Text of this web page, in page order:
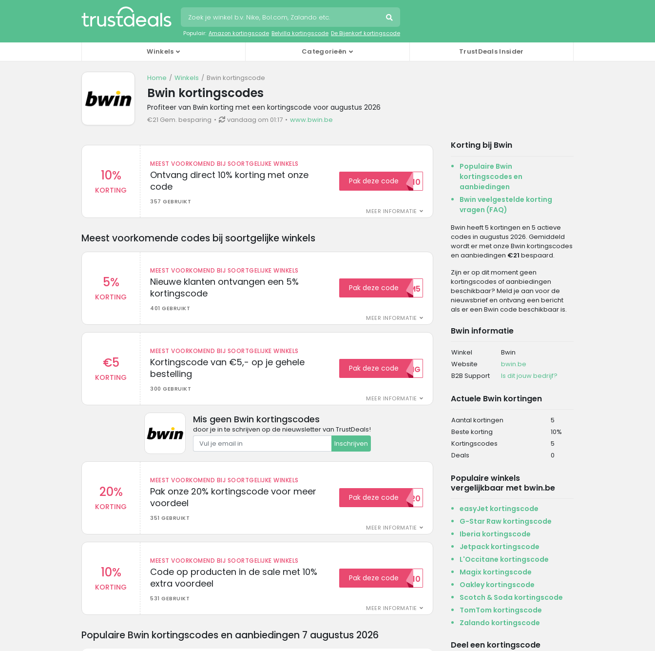
Populair: Amazon kortingscode Belvilla kortingscode De Bijenkorf kortingscode
Winkels Categorieën TrustDeals Insider
Home Winkels Bwin kortingscode
Bwin kortingscodes
Profiteer van Bwin korting met een kortingscode voor augustus 2026
€21 Gem. besparing vandaag om 01:17 www.bwin.be
10%
KORTING
MEEST VOORKOMEND BIJ SOORTGELIJKE WINKELS
Ontvang direct 10% korting met onze
code
357 GEBRUIKT
MEER INFORMATIE
Pak deze codeEXTRA10
Meest voorkomende codes bij soortgelijke winkels
5%
KORTING
MEEST VOORKOMEND BIJ SOORTGELIJKE WINKELS
Nieuwe klanten ontvangen een 5%
kortingscode
401 GEBRUIKT
MEER INFORMATIE
Pak deze codeWELKOM5
€5
KORTING
MEEST VOORKOMEND BIJ SOORTGELIJKE WINKELS
Kortingscode van €5,- op je gehele
bestelling
300 GEBRUIKT
MEER INFORMATIE
Pak deze code5KORTING
Mis geen Bwin kortingscodes
door je in te schrijven op de nieuwsletter van TrustDeals!
Inschrijven
20%
KORTING
MEEST VOORKOMEND BIJ SOORTGELIJKE WINKELS
Pak onze 20% kortingscode voor meer
voordeel
351 GEBRUIKT
MEER INFORMATIE
Pak deze codeEXTRA20
10%
KORTING
MEEST VOORKOMEND BIJ SOORTGELIJKE WINKELS
Code op producten in de sale met 10%
extra voordeel
531 GEBRUIKT
MEER INFORMATIE
Pak deze codeSALE10
Korting bij Bwin
Populaire Bwin
kortingscodes en
aanbiedingen
Bwin veelgestelde korting
vragen (FAQ)
Bwin heeft 5 kortingen en 5 actieve
codes in augustus 2026. Gemiddeld
wordt er met onze Bwin kortingscodes
en aanbiedingen €21 bespaard.
Zijn er op dit moment geen
kortingscodes of aanbiedingen
beschikbaar? Meld je aan voor de
nieuwsbrief en ontvang een bericht
als er een Bwin code beschikbaar is.
Bwin informatie
Winkel
Bwin
Website
bwin.be
B2B Support
Is dit jouw bedrijf?
Actuele Bwin kortingen
Aantal kortingen
5
Beste korting
10%
Kortingscodes
5
Deals
0
Populaire winkels
vergelijkbaar met bwin.be
easyJet kortingscode
G-Star Raw kortingscode
Iberia kortingscode
Jetpack kortingscode
L'Occitane kortingscode
Magix kortingscode
Oakley kortingscode
Scotch & Soda kortingscode
TomTom kortingscode
Zalando kortingscode
Deel een kortingscode
Populaire Bwin kortingscodes en aanbiedingen 7 augustus 2026